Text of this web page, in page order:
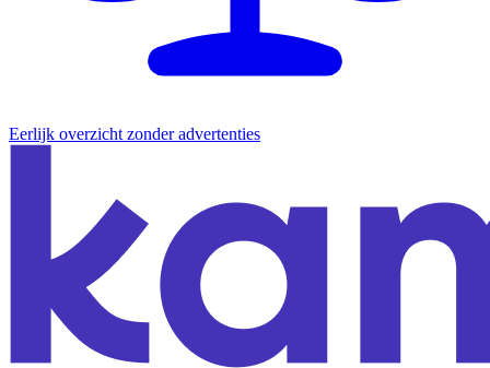
Eerlijk overzicht zonder advertenties